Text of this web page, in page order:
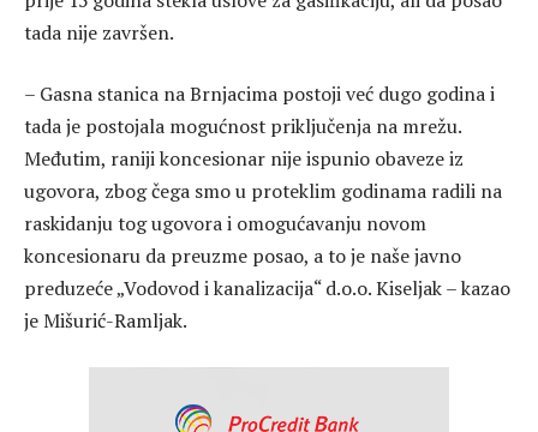
tada nije završen.
– Gasna stanica na Brnjacima postoji već dugo godina i
tada je postojala mogućnost priključenja na mrežu.
Međutim, raniji koncesionar nije ispunio obaveze iz
ugovora, zbog čega smo u proteklim godinama radili na
raskidanju tog ugovora i omogućavanju novom
koncesionaru da preuzme posao, a to je naše javno
preduzeće „Vodovod i kanalizacija“ d.o.o. Kiseljak – kazao
je Mišurić-Ramljak.